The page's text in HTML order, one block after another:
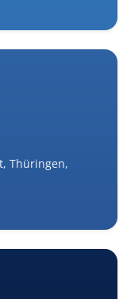
Thüringen,